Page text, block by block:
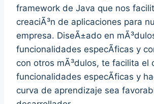
framework de Java que nos
creaciÃ³n de aplicaciones para
empresa. DiseÃ±ado en
funcionalidades especÃ­ficas y
con otros mÃ³dulos, te facilita el
funcionalidades especÃ­ficas y
curva de aprendizaje sea